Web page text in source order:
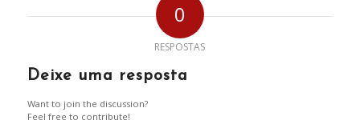
0
RESPOSTAS
Deixe uma resposta
Want to join the discussion?
Feel free to contribute!